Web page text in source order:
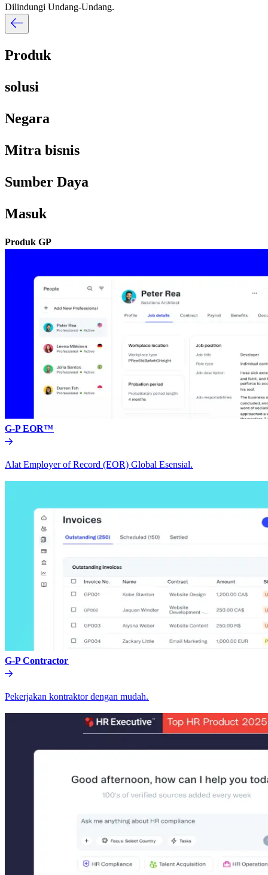
Dilindungi Undang-Undang.​​
Produk​​
solusi​​
Negara​​
Mitra bisnis​​
Sumber Daya​​
Masuk​​
Produk GP​​
G-P EOR™​​
Alat Employer of Record (EOR) Global Esensial.​​
G-P Contractor​​
Pekerjakan kontraktor dengan mudah.​​